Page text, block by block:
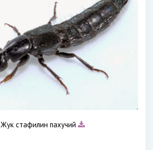
Жук стафилин пахучий